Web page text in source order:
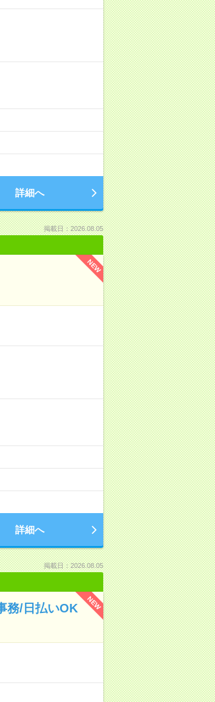
詳細へ
掲載日：2026.08.05
NEW
詳細へ
掲載日：2026.08.05
NEW
務/日払いOK